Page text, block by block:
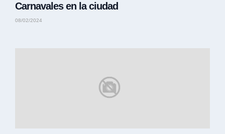
Carnavales en la ciudad
08/02/2024